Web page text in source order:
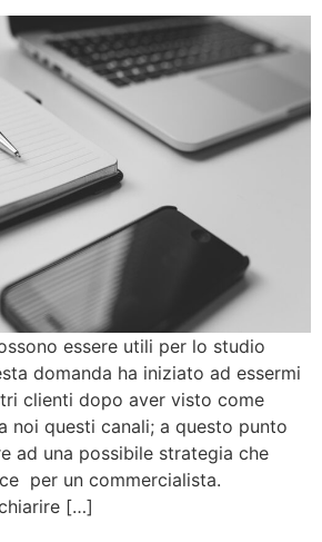
essere utili per lo studio
domanda ha iniziato ad essermi
clienti dopo aver visto come
noi questi canali; a questo punto
ad una possibile strategia che
per un commercialista.
[…]